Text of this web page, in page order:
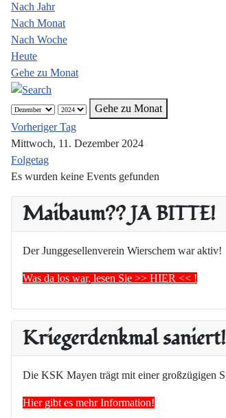
Maibaum?? JA BITTE!
Der Junggesellenverein Wierschem war aktiv!
Was da los war, lesen Sie >> HIER << !
Kriegerdenkmal saniert!
Die KSK Mayen trägt mit einer großzügigen
Hier gibt es mehr Information!
Nach Jahr
Nach Monat
Nach Woche
Heute
Gehe zu Monat
Gehe zu Monat
Vorheriger Tag
Mittwoch, 11. Dezember 2024
Folgetag
Es wurden keine Events gefunden